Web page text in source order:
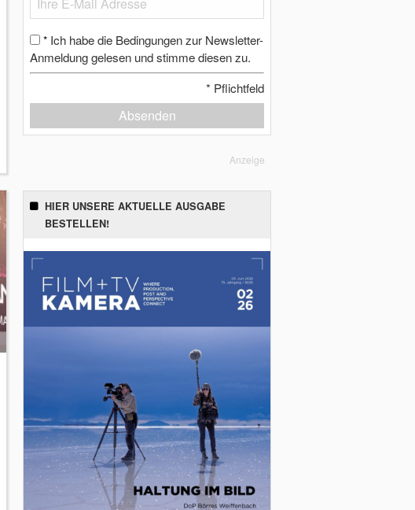
* Ich habe die Bedingungen zur Newsletter-
Anmeldung gelesen und stimme diesen zu.
* Pflichtfeld
Absenden
Anzeige
HIER UNSERE AKTUELLE AUSGABE
BESTELLEN!